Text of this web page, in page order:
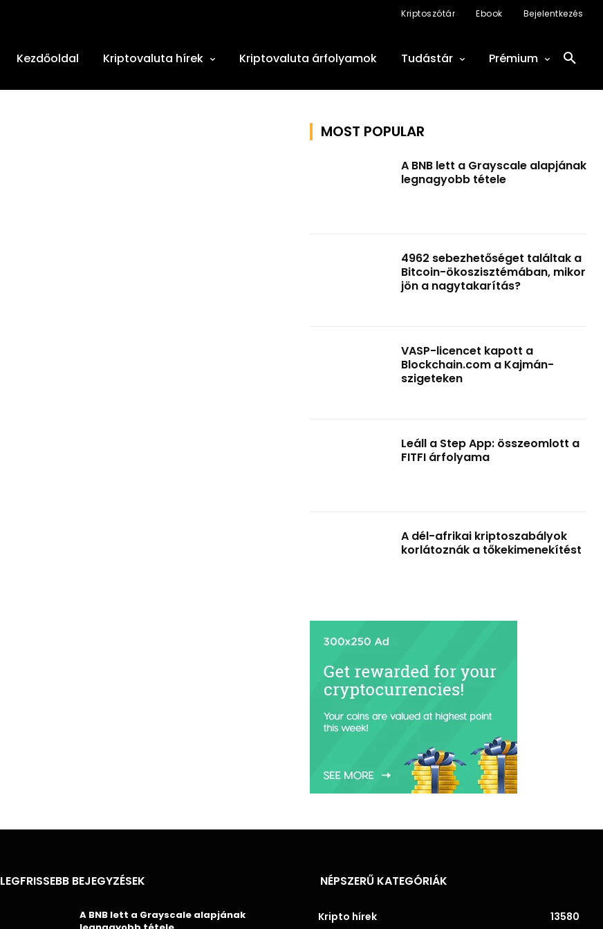
Kriptoszótár Ebook Bejelentkezés
Kezdőoldal Kriptovaluta hírek Kriptovaluta árfolyamok Tudástár Prémium
MOST POPULAR
A BNB lett a Grayscale alapjának
legnagyobb tétele
4962 sebezhetőséget találtak a
Bitcoin-ökoszisztémában, mikor
jön a nagytakarítás?
VASP-licencet kapott a
Blockchain.com a Kajmán-
szigeteken
Leáll a Step App: összeomlott a
FITFI árfolyama
A dél-afrikai kriptoszabályok
korlátoznák a tőkekimenekítést
LEGFRISSEBB BEJEGYZÉSEK
A BNB lett a Grayscale alapjának
NÉPSZERŰ KATEGÓRIÁK
Kripto hírek 13580